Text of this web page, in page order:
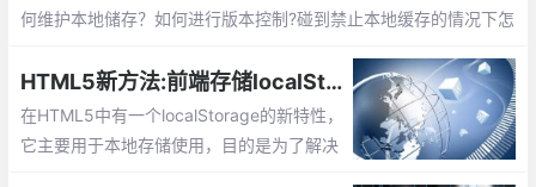
何维护本地储存？如何进行版本控制?碰到禁止本地缓存的情况下怎
HTML5新方法:前端存储localStorage的使用总汇
在HTML5中有一个localStorage的新特性，
它主要用于本地存储使用，目的是为了解决